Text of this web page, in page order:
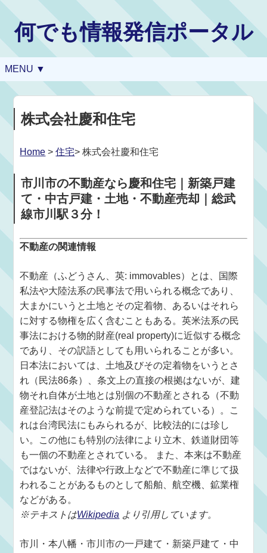
何でも情報発信ポータル
MENU ▼
株式会社慶和住宅
Home >住宅> 株式会社慶和住宅
市川市の不動産なら慶和住宅｜新築戸建
て・中古戸建・土地・不動産売却｜総武
線市川駅３分！
不動産の関連情報
不動産（ふどうさん、英: immovables）とは、国際
私法や大陸法系の民事法で用いられる概念であり、
大まかにいうと土地とその定着物、あるいはそれら
に対する物権を広く含むこともある。英米法系の民
事法における物的財産(real property)に近似する概念
であり、その訳語としても用いられることが多い。
日本法においては、土地及びその定着物をいうとさ
れ（民法86条）、条文上の直接の根拠はないが、建
物それ自体が土地とは別個の不動産とされる（不動
産登記法はそのような前提で定められている）。こ
れは台湾民法にもみられるが、比較法的には珍し
い。この他にも特別の法律により立木、鉄道財団等
も一個の不動産とされている。 また、本来は不動産
ではないが、法律や行政上などで不動産に準じて扱
われることがあるものとして船舶、航空機、鉱業権
などがある。
※テキストはWikipedia より引用しています。
市川・本八幡・市川市の一戸建て・新築戸建て・中